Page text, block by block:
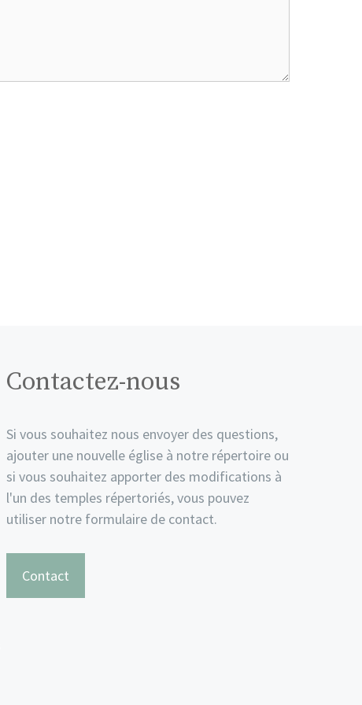
Contactez-nous
Si vous souhaitez nous envoyer des questions,
ajouter une nouvelle église à notre répertoire ou
si vous souhaitez apporter des modifications à
l'un des temples répertoriés, vous pouvez
utiliser notre formulaire de contact.
Contact